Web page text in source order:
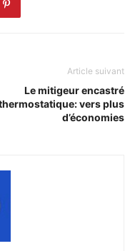
Article suivant
Le mitigeur encastré
vers plus
d’économies